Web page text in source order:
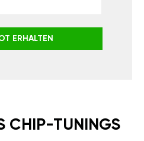
ERHALTEN
CHIP-TUNINGS